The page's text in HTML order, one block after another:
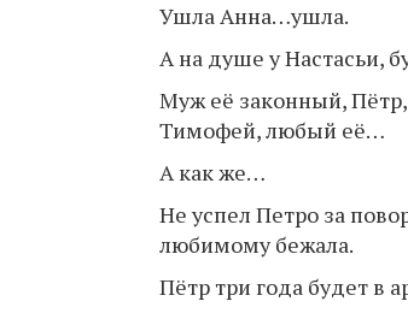
Ушла Анна…ушла.
А на душе у Настасьи,
Муж её законный,
Тимофей, любый её…
А как же…
Не успел Петро за
любимому бежала.
Пётр три года будет в